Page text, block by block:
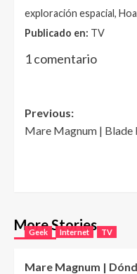
exploración espacial,
Publicado en: TV
1 comentario
Post
navigation
Previous:
Mare Magnum | Blade
More Stories
Geek Internet TV
Mare Magnum |